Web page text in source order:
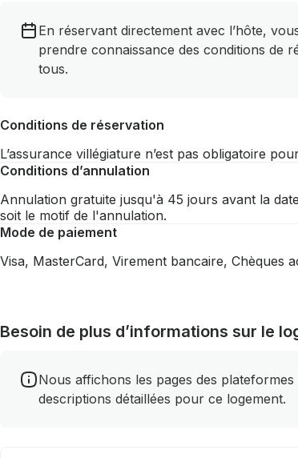
En réservant directement avec l’hôte,
prendre connaissance des conditions de
tous.
Conditions de réservation
L’assurance villégiature n’est pas obligatoire
Conditions d’annulation
Annulation gratuite jusqu'à 45 jours avant la
soit le motif de l'annulation.
Mode de paiement
Visa, MasterCard, Virement bancaire, Chèques
Besoin de plus d’informations sur le
Nous affichons les pages des
descriptions détaillées pour ce logement.